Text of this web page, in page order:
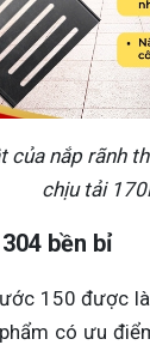
của nắp rãnh
chịu tải
bền bỉ
150 được
có ưu